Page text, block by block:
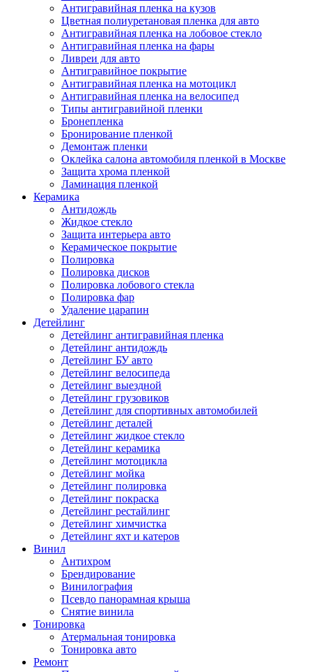
Антигравийная пленка на кузов
Цветная полиуретановая пленка для авто
Антигравийная пленка на лобовое стекло
Антигравийная пленка на фары
Ливреи для авто
Антигравийное покрытие
Антигравийная пленка на мотоцикл
Антигравийная пленка на велосипед
Типы антигравийной пленки
Бронепленка
Бронирование пленкой
Демонтаж пленки
Оклейка салона автомобиля пленкой в Москве
Защита хрома пленкой
Ламинация пленкой
Керамика
Антидождь
Жидкое стекло
Защита интерьера авто
Керамическое покрытие
Полировка
Полировка дисков
Полировка лобового стекла
Полировка фар
Удаление царапин
Детейлинг
Детейлинг антигравийная пленка
Детейлинг антидождь
Детейлинг БУ авто
Детейлинг велосипеда
Детейлинг выездной
Детейлинг грузовиков
Детейлинг для спортивных автомобилей
Детейлинг деталей
Детейлинг жидкое стекло
Детейлинг керамика
Детейлинг мотоцикла
Детейлинг мойка
Детейлинг полировка
Детейлинг покраска
Детейлинг рестайлинг
Детейлинг химчистка
Детейлинг яхт и катеров
Винил
Антихром
Брендирование
Винилография
Псевдо панорамная крыша
Снятие винила
Тонировка
Атермальная тонировка
Тонировка авто
Ремонт